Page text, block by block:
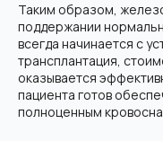
Таким образом,
поддержании
всегда начинается с
трансплантация,
оказывается
пациента готов
полноценным
Regenera Activa
Плазмотерапия для волос
Трихопигментация
Консультация трихолога